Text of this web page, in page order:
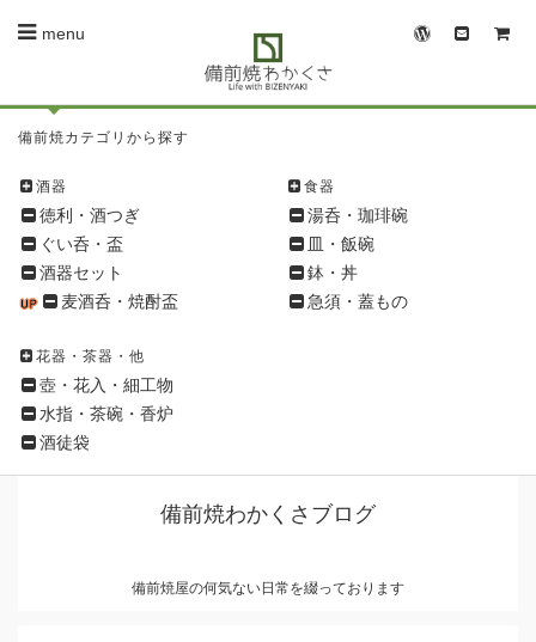
menu
備
焼
シ
ョ
ッ
ン
メ
ニ
ュ
ー
備前焼カテゴリから探す
酒器
徳利・酒つぎ
ぐい呑・盃
酒器セット
麦酒呑・焼酎盃
食器
湯呑・珈琲碗
皿・飯碗
鉢・丼
急須・蓋もの
花器・茶器・他
壺・花入・細工物
水指・茶碗・香炉
酒徒袋
備前焼わかくさブログ
備前焼屋の何気ない日常を綴っております